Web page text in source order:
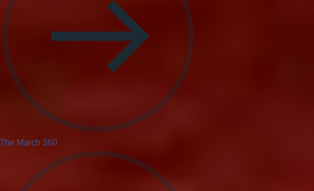
The March 360